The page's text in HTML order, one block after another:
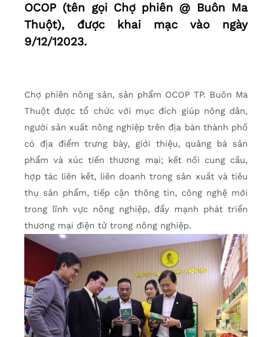
OCOP (tên gọi Chợ phiên @ Buôn Ma
Thuột), được khai mạc vào ngày
9/12/12023.
Chợ phiên nông sản, sản phẩm OCOP TP. Buôn Ma
Thuột được tổ chức với mục đích giúp nông dân,
người sản xuất nông nghiệp trên địa bàn thành phố
có địa điểm trưng bày, giới thiệu, quảng bá sản
phẩm và xúc tiến thương mại; kết nối cung cầu,
hợp tác liên kết, liên doanh trong sản xuất và tiêu
thụ sản phẩm, tiếp cận thông tin, công nghệ mới
trong lĩnh vực nông nghiệp, đẩy mạnh phát triển
thương mại điện tử trong nông nghiệp.